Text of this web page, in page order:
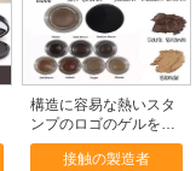
構造に容易な熱いスタ
ンプのロゴのゲルを形
づけるOEM ODMの無
光沢の眉毛
接触の製造者